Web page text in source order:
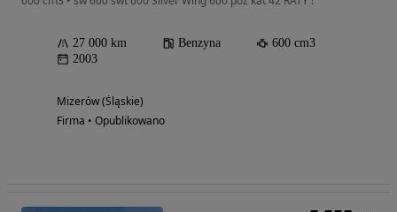
27 000 km Benzyna
600 cm3
2003
Mizerów (Śląskie)
Firma • Opublikowano